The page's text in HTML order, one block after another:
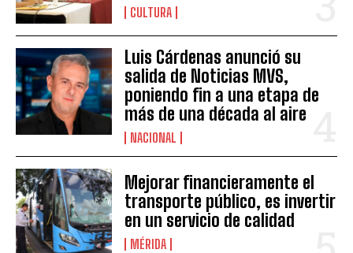
CULTURA
Luis Cárdenas anunció su
salida de Noticias MVS,
poniendo fin a una etapa de
más de una década al aire
NACIONAL
Mejorar financieramente el
transporte público, es invertir
en un servicio de calidad
MÉRIDA